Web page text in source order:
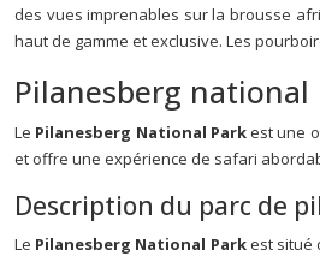
des vues imprenables sur la brousse
haut de gamme et exclusive. Les
Pilanesberg
Le Pilanesberg National Parkest une
et offre une expérience de safari
Description du parc de
Le Pilanesberg National Parkest situé